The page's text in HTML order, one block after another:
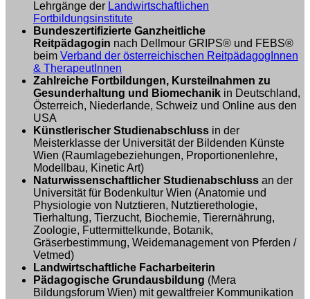
Lehrgänge der Landwirtschaftlichen
Fortbildungsinstitute
Bundeszertifizierte Ganzheitliche
Reitpädagogin nach Dellmour GRIPS® und FEBS®
beim Verband der österreichischen ReitpädagogInnen
& TherapeutInnen
Zahlreiche Fortbildungen, Kursteilnahmen zu
Gesunderhaltung und Biomechanik in Deutschland,
Österreich, Niederlande, Schweiz und Online aus den
USA
Künstlerischer Studienabschluss in der
Meisterklasse der Universität der Bildenden Künste
Wien (Raumlagebeziehungen, Proportionenlehre,
Modellbau, Kinetic Art)
Naturwissenschaftlicher Studienabschluss an der
Universität für Bodenkultur Wien (Anatomie und
Physiologie von Nutztieren, Nutztierethologie,
Tierhaltung, Tierzucht, Biochemie, Tierernährung,
Zoologie, Futtermittelkunde, Botanik,
Gräserbestimmung, Weidemanagement von Pferden /
Vetmed)
Landwirtschaftliche Facharbeiterin
Pädagogische Grundausbildung (Mera
Bildungsforum Wien) mit gewaltfreier Kommunikation